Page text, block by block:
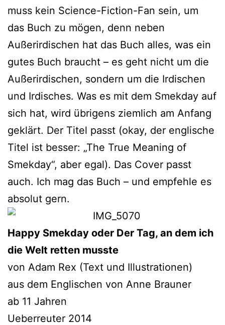
muss kein Science-Fiction-Fan sein, um
das Buch zu mögen, denn neben
Außerirdischen hat das Buch alles, was ein
gutes Buch braucht – es geht nicht um die
Außerirdischen, son­dern um die Irdischen
und Irdisches. Was es mit dem Smekday auf
sich hat, wird übri­gens ziem­lich am Anfang
geklärt. Der Titel passt (okay, der eng­li­sche
Titel ist bes­ser: „The True Meaning of
Smekday“, aber egal). Das Cover passt
auch. Ich mag das Buch – und emp­feh­le es
abso­lut gern.
Happy Smekday oder Der Tag, an dem ich
die Welt ret­ten musste
von Adam Rex (Text und Illustrationen)
aus dem Englischen von Anne Brauner
ab 11 Jahren
Ueberreuter 2014